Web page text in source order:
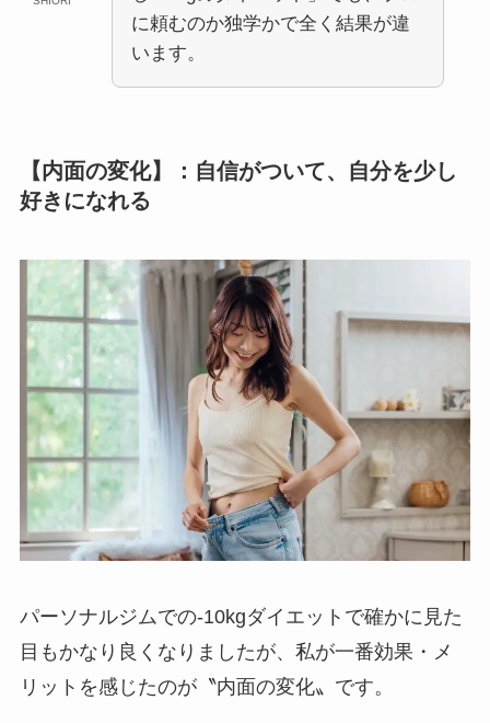
に頼むのか独学かで全く結果が違
います。
【内面の変化】：自信がついて、自分を少し
好きになれる
パーソナルジムでの-10kgダイエットで確かに見た
目もかなり良くなりましたが、私が一番効果・メ
リットを感じたのが〝内面の変化〟です。